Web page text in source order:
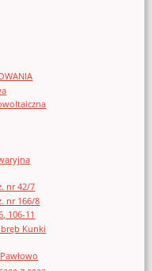
nr 42/7
nr 166/8
106-11
Kunki